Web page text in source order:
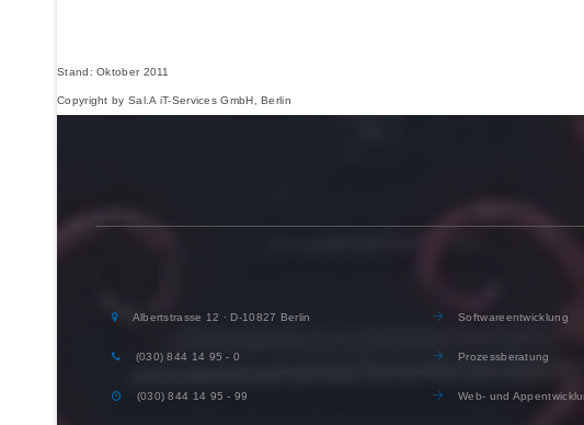
Stand: Oktober 2011
Copyright by Sal.A iT-Services GmbH, Berlin
Albertstrasse 12 · D-10827 Berlin
(030) 844 14 95 - 0
(030) 844 14 95 - 99
Softwareentwicklung
Prozessberatung
Web- und